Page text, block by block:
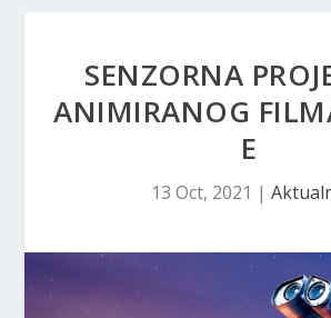
SENZORNA
ANIMIRANOG
E
13 Oct, 2021 |